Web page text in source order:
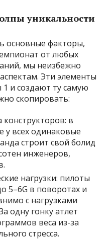
уникальности
основные факторы,
от любых
мы неизбежно
Эти элементы
и создают ту самую
скопировать:
конструкторов: в
у всех одинаковые
строит свой болид
инженеров,
нагрузки: пилоты
5–6G в поворотах и
с нагрузками
одну гонку атлет
веса из-за
стресса.